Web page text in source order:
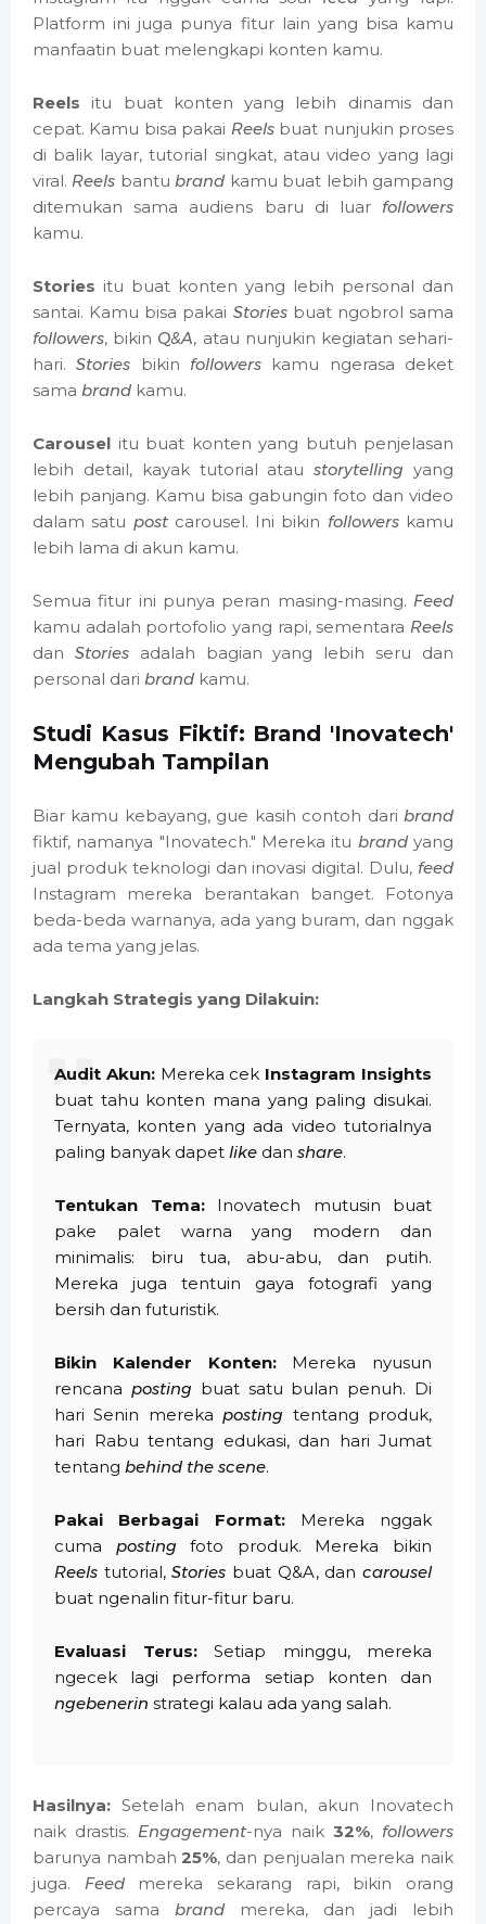
Platform ini juga punya fitur lain yang bisa kamu
manfaatin buat melengkapi konten kamu.
Reels itu buat konten yang lebih dinamis dan
cepat. Kamu bisa pakai Reelsbuat nunjukin proses
di balik layar, tutorial singkat, atau video yang lagi
viral.Reels bantubrand kamu buat lebih gampang
ditemukan sama audiens baru di luar followers
kamu.
Stories itu buat konten yang lebih personal dan
santai. Kamu bisa pakai Storiesbuat ngobrol sama
followers, bikin Q&A, atau nunjukin kegiatan sehari-
hari.Stories bikin followers kamu ngerasa deket
sama brand kamu.
Carousel itu buat konten yang butuh penjelasan
lebih detail, kayak tutorial ataustorytelling yang
lebih panjang. Kamu bisa gabungin foto dan video
dalam satu postcarousel. Ini bikin followerskamu
lebih lama di akun kamu.
Semua fitur ini punya peran masing-masing. Feed
kamu adalah portofolio yang rapi, sementara Reels
dan Storiesadalah bagian yang lebih seru dan
personal dari brand kamu.
Studi Kasus Fiktif: Brand 'Inovatech'
Mengubah Tampilan
Biar kamu kebayang, gue kasih contoh dari brand
fiktif, namanya "Inovatech." Mereka itu brandyang
jual produk teknologi dan inovasi digital. Dulu, feed
Instagram mereka berantakan banget. Fotonya
beda-beda warnanya, ada yang buram, dan nggak
ada tema yang jelas.
Langkah Strategis yang Dilakuin:
Audit Akun:Mereka cek Instagram Insights
buat tahu konten mana yang paling disukai.
Ternyata, konten yang ada video tutorialnya
paling banyak dapet like dan share.
Tentukan Tema:Inovatech mutusin buat
pake palet warna yang modern dan
minimalis: biru tua, abu-abu, dan putih.
Mereka juga tentuin gaya fotografi yang
bersih dan futuristik.
Bikin Kalender Konten:Mereka nyusun
rencana posting buat satu bulan penuh. Di
hari Senin merekaposting tentang produk,
hari Rabu tentang edukasi, dan hari Jumat
tentang behind the scene.
Pakai Berbagai Format:Mereka nggak
cuma posting foto produk. Mereka bikin
Reels tutorial,Stories buat Q&A, dancarousel
buat ngenalin fitur-fitur baru.
Evaluasi Terus:Setiap minggu, mereka
ngecek lagi performa setiap konten dan
ngebenerin strategi kalau ada yang salah.
Hasilnya: Setelah enam bulan, akun Inovatech
naik drastis. Engagement-nya naik 32%, followers
barunya nambah25%, dan penjualan mereka naik
juga. Feedmereka sekarang rapi, bikin orang
percaya sama brand mereka, dan jadi lebih